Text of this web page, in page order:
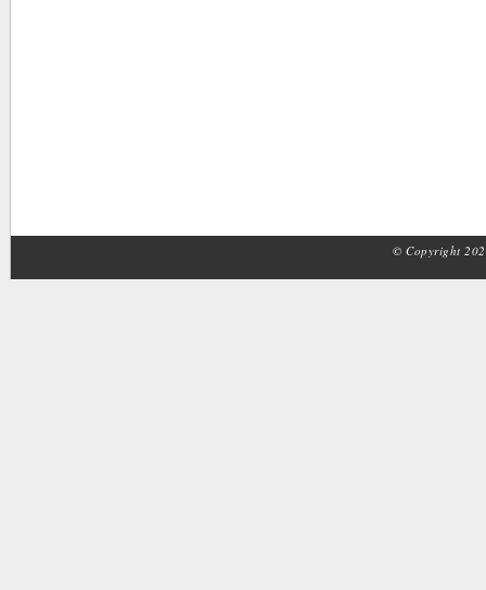
© Copyright